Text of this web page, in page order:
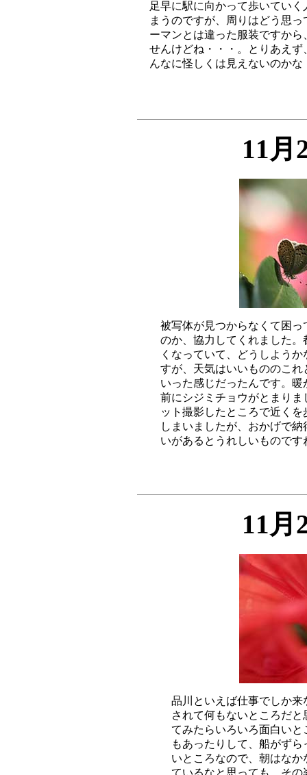
足早に駅に向かって歩いてい
まうのですが、周りはどう思
ーマンとは違った服装ですか
せんけどね・・・。とりあえ
11月
被写体が見つからなくて困
のか、協力してくれました
くなっていて、どうしよう
すが、天気はいいもののこ
いった感じだったんです。
前にシジミチョウがとまり
ット撮影したところで近く
しまいましたが、おかげで
11月
品川といえば仕事でしか
されて何もないところだ
てみたらいろいろ面白い
もあったりして、船がず
いところなので、朝はな
ているなと思っても、そ